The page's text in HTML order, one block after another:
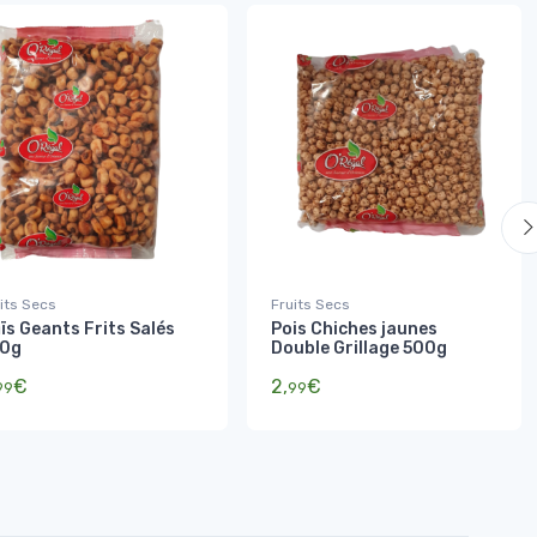
Secs
Geants Frits Salés
€
Fruits Secs
Pois Chiches jaunes
Double Grillage 500g
2,99€